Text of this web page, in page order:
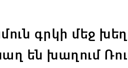
գրկի մեջ
են խաղում